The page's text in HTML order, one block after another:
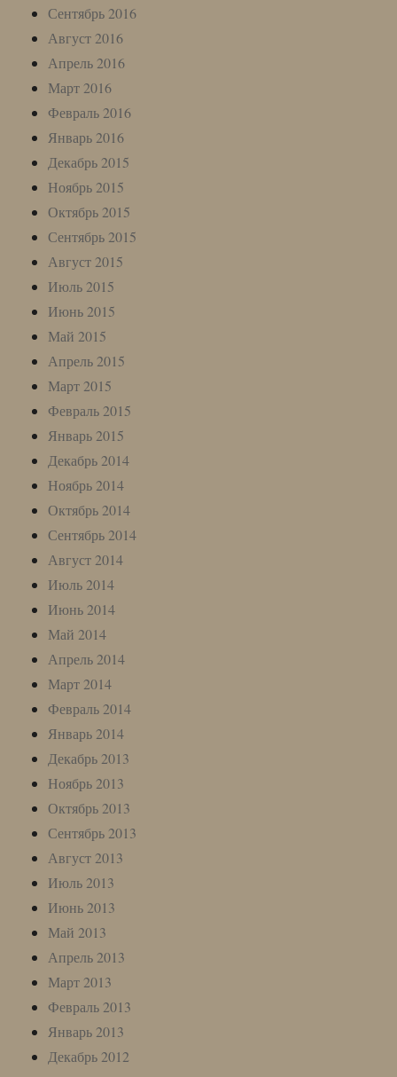
Сентябрь 2016
Август 2016
Апрель 2016
Март 2016
Февраль 2016
Январь 2016
Декабрь 2015
Ноябрь 2015
Октябрь 2015
Сентябрь 2015
Август 2015
Июль 2015
Июнь 2015
Май 2015
Апрель 2015
Март 2015
Февраль 2015
Январь 2015
Декабрь 2014
Ноябрь 2014
Октябрь 2014
Сентябрь 2014
Август 2014
Июль 2014
Июнь 2014
Май 2014
Апрель 2014
Март 2014
Февраль 2014
Январь 2014
Декабрь 2013
Ноябрь 2013
Октябрь 2013
Сентябрь 2013
Август 2013
Июль 2013
Июнь 2013
Май 2013
Апрель 2013
Март 2013
Февраль 2013
Январь 2013
Декабрь 2012